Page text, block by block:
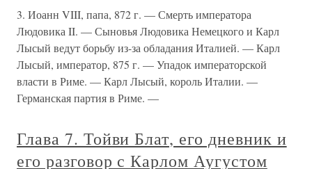
3. Иоанн VIII, папа, 872 г. — Смерть императора
Людовика II. — Сыновья Людовика Немецкого и Карл
Лысый ведут борьбу из-за обладания Италией. — Карл
Лысый, император, 875 г. — Упадок императорской
власти в Риме. — Карл Лысый, король Италии. —
Германская партия в Риме. —
Глава 7. Тойви Блат, его дневник и
его разговор с Карлом Аугустом